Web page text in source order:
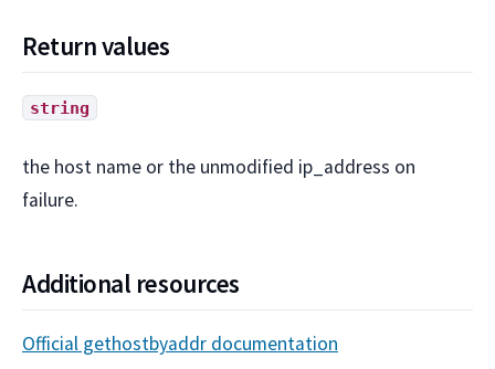
Return values
string
the host name or the unmodified ip_address on
failure.
Additional resources
Official gethostbyaddr documentation